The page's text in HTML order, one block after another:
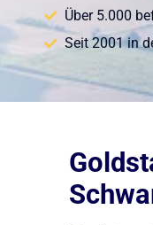
Über 5.000
Seit 2001 in